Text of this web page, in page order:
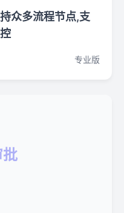
众多流程节点,支
专业版
批